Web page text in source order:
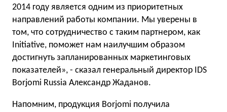
2014 году является одним из приоритетных
направлений работы компании. Мы уверены в
том, что сотрудничество с таким партнером, как
Initiative, поможет нам наилучшим образом
достигнуть запланированных маркетинговых
показателей», - сказал генеральный директор IDS
Borjomi Russia Александр Жаданов.
Напомним, продукция Borjomi получила